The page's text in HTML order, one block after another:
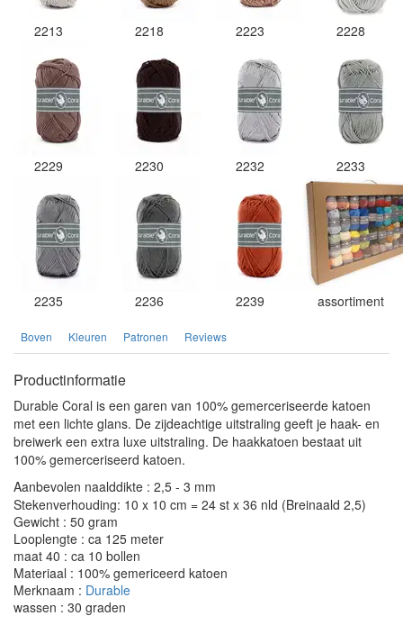
2213 2218 2223 2228
2229 2230 2232 2233
2235 2236 2239 assortiment
Boven Kleuren Patronen Reviews
Productinformatie
Durable Coral is een garen van 100% gemerceriseerde katoen
met een lichte glans. De zijdeachtige uitstraling geeft je haak- en
breiwerk een extra luxe uitstraling. De haakkatoen bestaat uit
100% gemerceriseerd katoen.
Aanbevolen naalddikte : 2,5 - 3 mm
Stekenverhouding: 10 x 10 cm = 24 st x 36 nld (Breinaald 2,5)
Gewicht : 50 gram
Looplengte : ca 125 meter
maat 40 : ca 10 bollen
Materiaal : 100% gemericeerd katoen
Merknaam : Durable
wassen : 30 graden